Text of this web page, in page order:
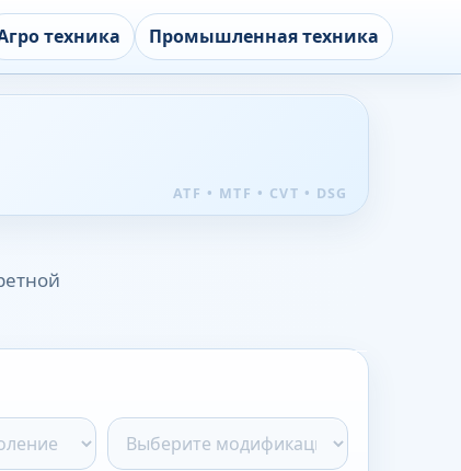
техника Промышленная техника